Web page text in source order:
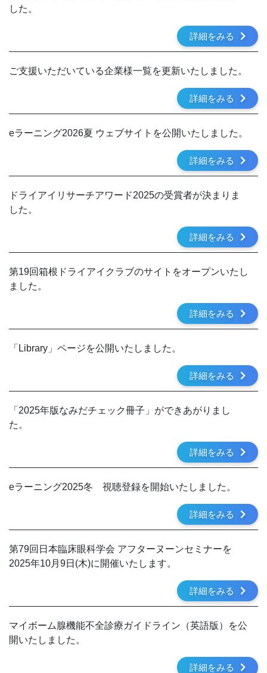
した。
詳細をみる
ご支援いただいている企業様一覧を更新いたしました。
詳細をみる
eラーニング2026夏 ウェブサイトを公開いたしました。
詳細をみる
ドライアイリサーチアワード2025の受賞者が決まりま
した。
詳細をみる
第19回箱根ドライアイクラブのサイトをオープンいたし
ました。
詳細をみる
「Library」ページを公開いたしました。
詳細をみる
「2025年版なみだチェック冊子」ができあがりまし
た。
詳細をみる
eラーニング2025冬 視聴登録を開始いたしました。
詳細をみる
第79回日本臨床眼科学会 アフターヌーンセミナーを
2025年10月9日(木)に開催いたします。
詳細をみる
マイボーム腺機能不全診療ガイドライン（英語版）を公
開いたしました。
詳細をみる